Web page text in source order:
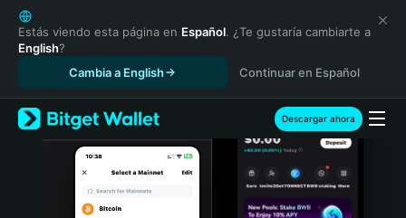
English
日本語
Tiếng Việt
Español (Latinoamérica)
Türkçe
Italiano
Estás viendo esta página en Español. ¿Te gustaría cambiarte a
English?
Cambia a English
Continuar en Español
Descargar ahora